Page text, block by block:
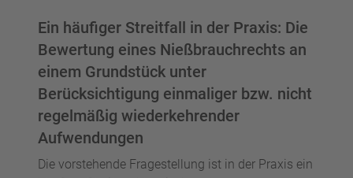
Ein häufiger Streitfall in der Praxis: Die
Bewertung eines Nießbrauchrechts an
einem Grundstück unter
Berücksichtigung einmaliger bzw. nicht
regelmäßig wiederkehrender
Aufwendungen
Die vorstehende Fragestellung ist in der Praxis ein